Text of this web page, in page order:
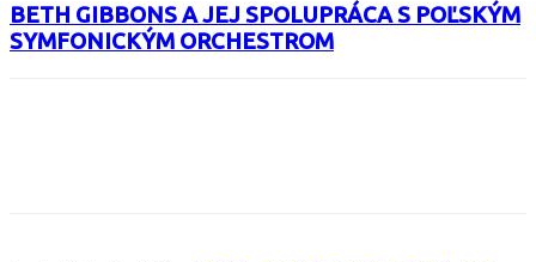
BETH GIBBONS A JEJ SPOLUPRÁCA S POĽSKÝM
SYMFONICKÝM ORCHESTROM